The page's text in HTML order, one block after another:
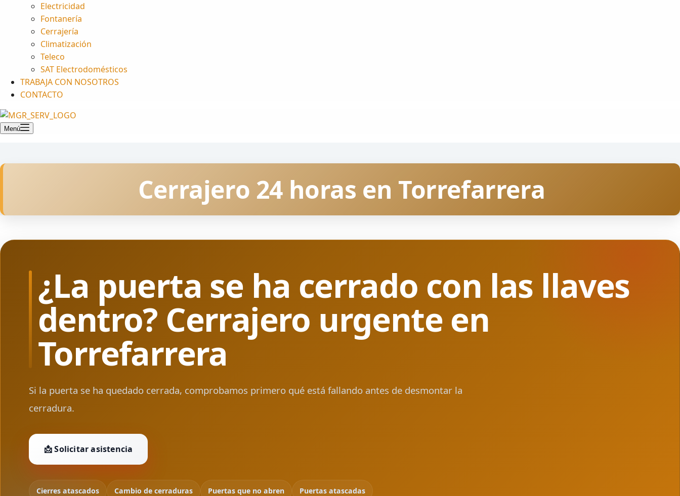
Electricidad
Fontanería
Cerrajería
Climatización
Teleco
SAT Electrodomésticos
TRABAJA CON NOSOTROS
CONTACTO
Menú
Cerrajero 24 horas en Torrefarrera
¿La puerta se ha cerrado con las llaves
dentro? Cerrajero urgente en
Torrefarrera
Si la puerta se ha quedado cerrada, comprobamos primero qué está fallando antes de desmontar la
cerradura.
📩 Solicitar asistencia
Cierres atascados Cambio de cerraduras Puertas que no abren Puertas atascadas